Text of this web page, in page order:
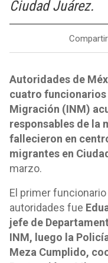
Ciudad Juárez.
Autoridades de
cuatro
Migración (INM)
responsables de la
fallecieron en
migrantes en
marzo.
El primer
autoridades fue
jefe de
INM, luego la
Meza Cumplido,